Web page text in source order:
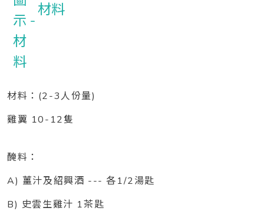
材料
材料：(2-3人份量)
雞翼 10-12隻
醃料：
A) 薑汁及紹興酒 --- 各1/2湯匙
B) 史雲生雞汁 1茶匙